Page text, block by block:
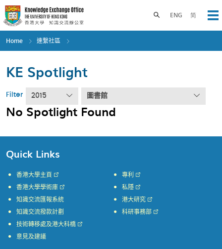
Skip
to
main
content
ENG 简
Toggle search panel
Home 連繫社區
KE Spotlight
Filter 2015 圖書館
No Spotlight Found
Quick Links
香港大學主頁
香港大學學術庫
知識交流匯報系統
知識交流撥款計劃
專利
私隱
港大研究
科研事務部
技術轉移處及港大科橋
意見及建議